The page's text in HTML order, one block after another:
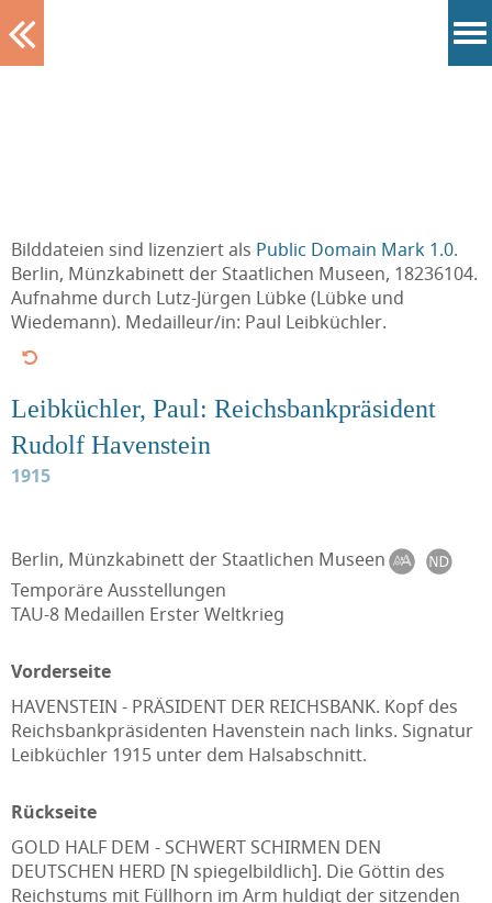
Bilddateien sind lizenziert als Public Domain Mark 1.0.
Berlin, Münzkabinett der Staatlichen Museen, 18236104.
Aufnahme durch Lutz-Jürgen Lübke (Lübke und
Wiedemann). Medailleur/in: Paul Leibküchler.
Leibküchler, Paul: Reichsbankpräsident
Rudolf Havenstein
1915
Berlin, Münzkabinett der Staatlichen Museen
Temporäre Ausstellungen
TAU-8 Medaillen Erster Weltkrieg
Vorderseite
HAVENSTEIN - PRÄSIDENT DER REICHSBANK. Kopf des
Reichsbankpräsidenten Havenstein nach links. Signatur
Leibküchler 1915 unter dem Halsabschnitt.
Rückseite
GOLD HALF DEM - SCHWERT SCHIRMEN DEN
DEUTSCHEN HERD [N spiegelbildlich]. Die Göttin des
Reichstums mit Füllhorn im Arm huldigt der sitzenden